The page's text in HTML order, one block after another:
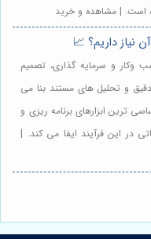
است. | مشاهده و خرید
داریم؟ 📈
وکار و سرمایه گذاری، تصمیم
و تحلیل های مستند بنا می
ترین ابزارهای برنامه ریزی و
در این فرآیند ایفا می کند. |